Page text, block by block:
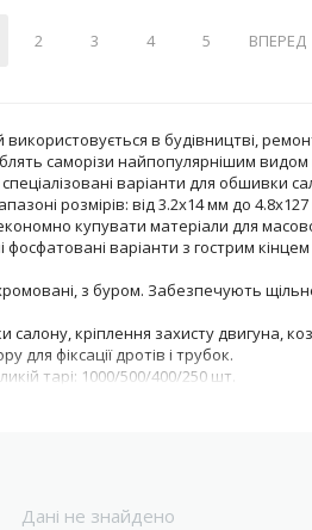
2 3 4 5 ВПЕРЕД
в будівництві,
саморізи найпопулярнішим
варіанти для обшивки
розмірів: від 3.2х14 мм до 4.8х127
купувати матеріали для
варіанти з гострим
з буром. Забезпечують
салону, кріплення захисту двигуна,
для фіксації дротів і трубок.
тарі: 1000/500/400/250 шт.
Дані не знайдено